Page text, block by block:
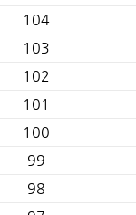
104
103
102
101
100
99
98